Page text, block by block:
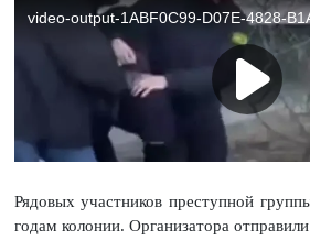
Рядовых участников преступной
годам колонии. Организатора